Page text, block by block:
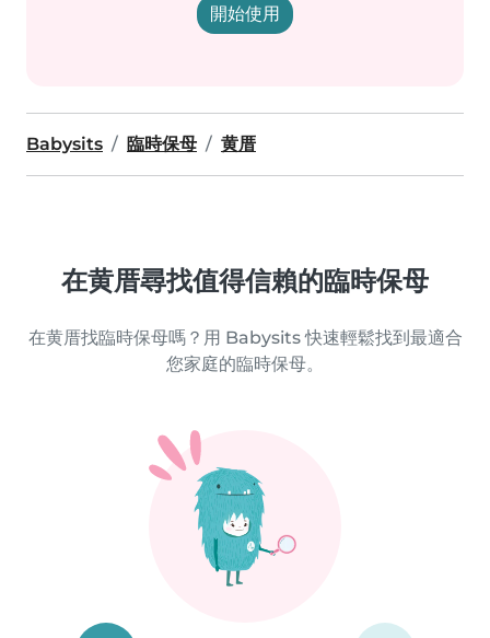
開始使用
Babysits 臨時保母 黄厝
在黄厝尋找值得信賴的臨時保母
在黄厝找臨時保母嗎？用 Babysits 快速輕鬆找到最適合
您家庭的臨時保母。